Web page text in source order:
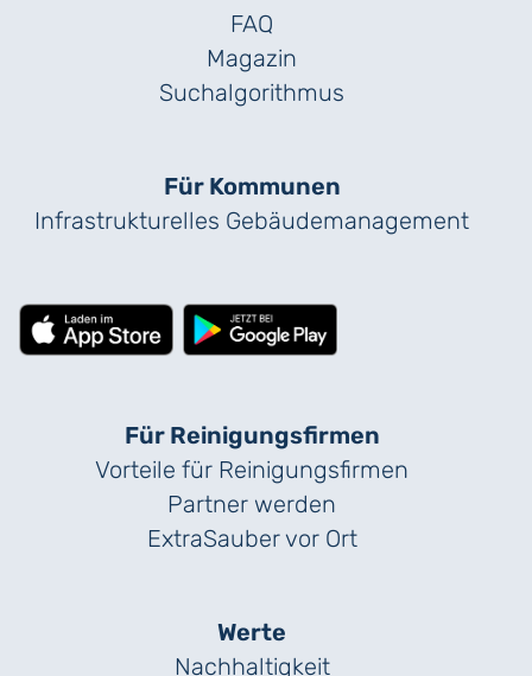
FAQ
Magazin
Suchalgorithmus
Für Kommunen
Infrastrukturelles Gebäude­management
Für Reinigungs­firmen
Vorteile für Reinigungs­firmen
Partner werden
ExtraSauber vor Ort
Werte
Nachhaltigkeit